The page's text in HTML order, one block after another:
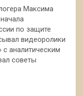
Максима
по защите
видеоролики
аналитическим
советы